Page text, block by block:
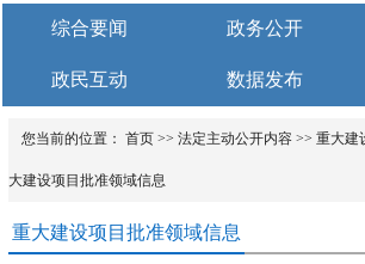
综合要闻 政务公开
政民互动 数据发布
您当前的位置： 首页 >> 法定主动公开内容>> 重大建
大建设项目批准领域信息
重大建设项目批准领域信息